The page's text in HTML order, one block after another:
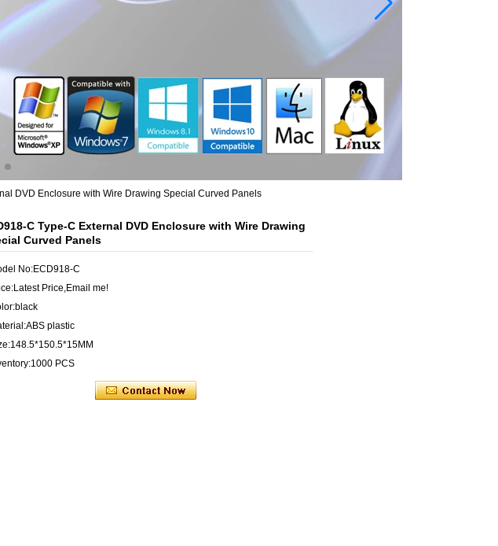
DVD Enclosure with Wire Drawing Special Curved Panels
C Type-C External DVD Enclosure with Wire Drawing
Curved Panels
No:ECD918-C
Price,Email me!
plastic
PCS